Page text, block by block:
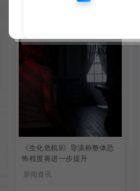
《生化危机9》导演称整体恐
怖程度将进一步提升
新闻资讯